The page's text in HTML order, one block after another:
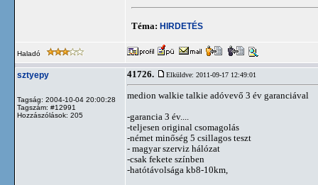
Téma: HIRDETÉS
Haladó
sztyepy
Tagság: 2004-10-04 20:00:28
Tagszám: #12991
Hozzászólások: 205
41726. Elküldve: 2011-09-17 12:49:01
medion walkie talkie adóvevő 3 év garanciával
-garancia 3 év....
-teljesen original csomagolás
-német minőség 5 csillagos teszt
- magyar szerviz hálózat
-csak fekete színben
-hatótávolsága kb8-10km,